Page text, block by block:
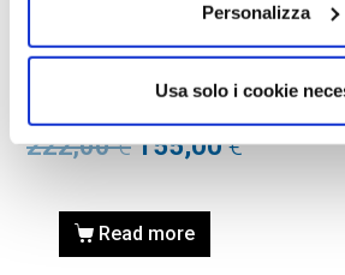
Personalizza
Usa solo i cookie
OAKLEY, OCCHIALE DA
SOLE
Occhiale OAKLEY 0OO9431
943110 60
222,00€ 155,00€
Read more